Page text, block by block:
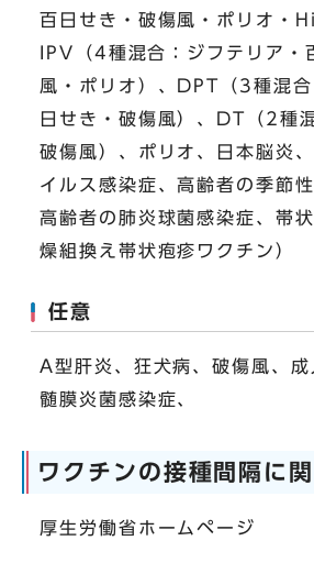
百日せき・破傷風・ポリオ・
IPV（4種混合：ジフテリア・
風・ポリオ）、DPT（3種混
日せき・破傷風）、DT（2種
破傷風）、ポリオ、日本脳炎
イルス感染症、高齢者の季節
高齢者の肺炎球菌感染症、帯
燥組換え帯状疱疹ワクチン）
任意
A型肝炎、狂犬病、破傷風、成
髄膜炎菌感染症、
ワクチンの接種間隔に
厚生労働省ホームページ